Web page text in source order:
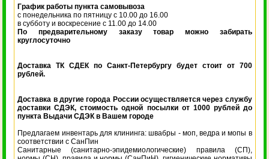
График работы пункта самовывоза
с понедельника по пятницу с 10.00 до 16.00
в субботу и воскресение с 11.00 до 14.00
По предварительному заказу товар можно забирать
круглосуточно
Доставка ТК СДЕК по Санкт-Петербургу будет стоит от 700
рублей.
Доставка в другие города России осуществляется через службу
доставки СДЭК, стоимость одной посылки от 1000 рублей до
пункта Выдачи СДЭК в Вашем городе
Предлагаем инвентарь для клининга: швабры - моп, ведра и мопы в
соответствии с СанПин
Санитарные (санитарно-эпидемиологические) правила (СП),